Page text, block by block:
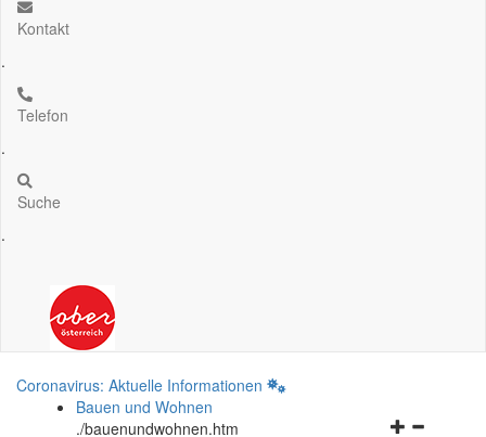
Kontakt
.
Telefon
.
Suche
.
Coronavirus: Aktuelle Informationen
Bauen und Wohnen
./bauenundwohnen.htm